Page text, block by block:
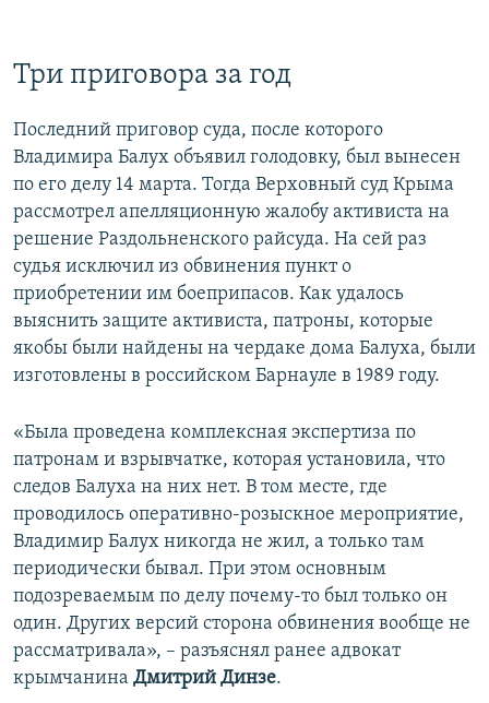
​Три приговора за год
Последний приговор суда, после которого
Владимира Балух объявил голодовку, был вынесен
по его делу 14 марта. Тогда Верховный суд Крыма
рассмотрел апелляционную жалобу активиста на
решение Раздольненского райсуда. На сей раз
судья исключил из обвинения пункт о
приобретении им боеприпасов. Как удалось
выяснить защите активиста, патроны, которые
якобы были найдены на чердаке дома Балуха, были
изготовлены в российском Барнауле в 1989 году.
«Была проведена комплексная экспертиза по
патронам и взрывчатке, которая установила, что
следов Балуха на них нет. В том месте, где
проводилось оперативно-розыскное мероприятие,
Владимир Балух никогда не жил, а только там
периодически бывал. При этом основным
подозреваемым по делу почему-то был только он
один. Других версий сторона обвинения вообще не
рассматривала», – разъяснял ранее адвокат
крымчанина Дмитрий Динзе.